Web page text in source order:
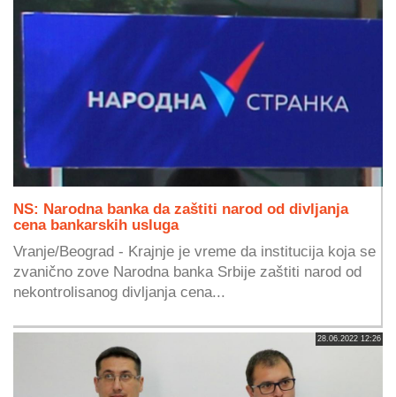
NS: Narodna banka da zaštiti narod od divljanja
cena bankarskih usluga
Vranje/Beograd - Krajnje je vreme da institucija koja se
zvanično zove Narodna banka Srbije zaštiti narod od
nekontrolisanog divljanja cena...
28.06.2022 12:26